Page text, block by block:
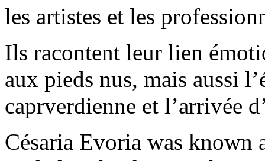
les artistes et les
Ils racontent leur lien
aux pieds nus, mais aussi
caprverdienne et l’arrivée
Césaria Evoria was